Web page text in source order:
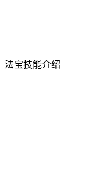
法宝技能介绍